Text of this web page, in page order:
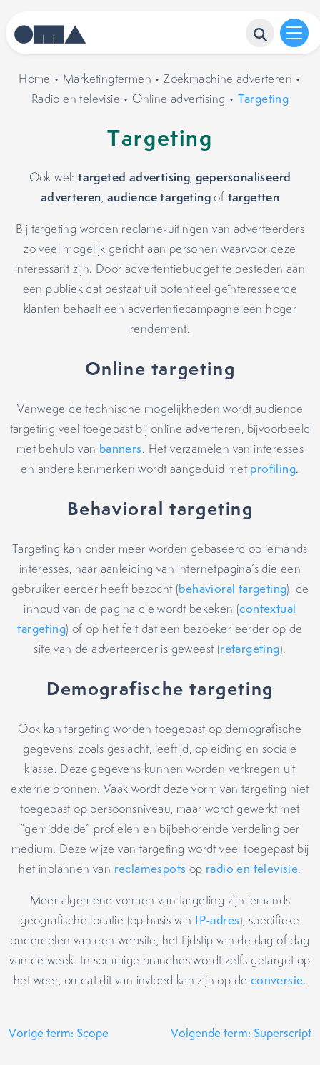
Home • Marketingtermen •Zoekmachine adverteren •
Radio en televisie • Online advertising • Targeting
Targeting
Ook wel:targeted advertising, gepersonaliseerd
adverteren, audience targetingof targetten
Bij targeting worden reclame-uitingen van adverteerders
zo veel mogelijk gericht aan personen waarvoor deze
interessant zijn. Door advertentiebudget te besteden aan
een publiek dat bestaat uit potentieel geïnteresseerde
klanten behaalt een advertentiecampagne een hoger
rendement.
Online targeting
Vanwege de technische mogelijkheden wordt audience
targeting veel toegepast bij online adverteren, bijvoorbeeld
met behulp van banners. Het verzamelen van interesses
en andere kenmerken wordt aangeduid metprofiling.
Behavioral targeting
Targeting kan onder meer worden gebaseerd op iemands
interesses, naar aanleiding van internetpagina’s die een
gebruiker eerder heeft bezocht (behavioral targeting), de
inhoud van de pagina die wordt bekeken (contextual
targeting) of op het feit dat een bezoeker eerder op de
site van de adverteerder is geweest (retargeting).
Demografische targeting
Ook kan targeting worden toegepast op demografische
gegevens, zoals geslacht, leeftijd, opleiding en sociale
klasse. Deze gegevens kunnen worden verkregen uit
externe bronnen. Vaak wordt deze vorm van targeting niet
toegepast op persoonsniveau, maar wordt gewerkt met
“gemiddelde” profielen en bijbehorende verdeling per
medium. Deze wijze van targeting wordt veel toegepast bij
het inplannen van reclamespots op radio en televisie.
Meer algemene vormen van targeting zijn iemands
geografische locatie (op basis van IP-adres), specifieke
onderdelen van een website, het tijdstip van de dag of dag
van de week. In sommige branches wordt zelfs getarget op
het weer, omdat dit van invloed kan zijn op de conversie.
Vorige term: Scope Volgende term: Superscript